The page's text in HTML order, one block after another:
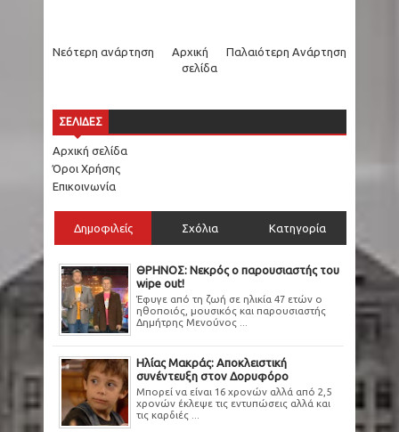
Νεότερη ανάρτηση Παλαιότερη Ανάρτηση
Αρχική
σελίδα
ΣΕΛΙΔΕΣ
Αρχική σελίδα
Όροι Χρήσης
Επικοινωνία
Δημοφιλείς Σχόλια Κατηγορία
ΘΡΗΝΟΣ: Νεκρός ο παρουσιαστής του
wipe out!
Έφυγε από τη ζωή σε ηλικία 47 ετών ο
ηθοποιός, μουσικός και παρουσιαστής
Δημήτρης Μενούνος ...
Ηλίας Μακράς: Αποκλειστική
συνέντευξη στον Δορυφόρο
Μπορεί να είναι 16 χρονών αλλά από 2,5
χρονών έκλεψε τις εντυπώσεις αλλά και
τις καρδιές ...